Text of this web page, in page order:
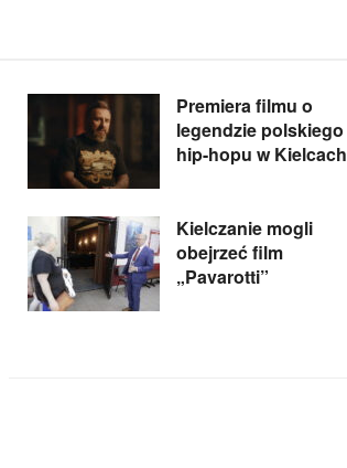
Premiera filmu o
legendzie polskiego
hip-hopu w Kielcach
Kielczanie mogli
obejrzeć film
„Pavarotti”